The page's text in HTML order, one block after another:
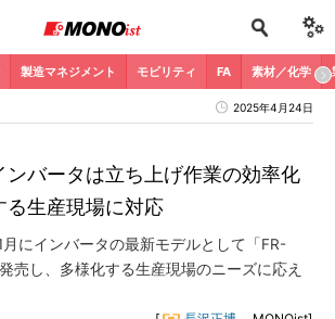
製造マネジメント モビリティ FA 素材／化学
2025年4月24日
ンバータは立ち上げ作業の効率化
る生産現場に対応
にインバータの最新モデルとして「FR-
売し、多様化する生産現場のニーズに応え